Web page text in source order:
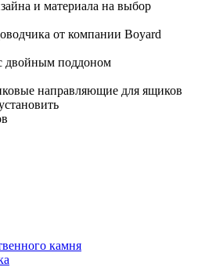
и материала на выбор
от компании Boyard
двойным поддоном
направляющие для ящиков
камня